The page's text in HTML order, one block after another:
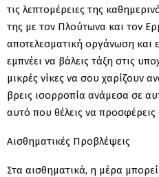
τις λεπτομέρειες της
της με τον Πλούτωνα και τον
αποτελεσματική οργάνωση και
εμπνέει να βάλεις τάξη στις
μικρές νίκες να σου χαρίζουν
βρεις ισορροπία ανάμεσα σε
αυτό που θέλεις να
Αισθηματικές Προβλέψεις
Στα αισθηματικά, η μέρα